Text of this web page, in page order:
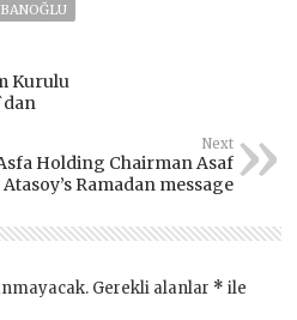
Kurulu
Next
Holding Chairman Asaf
Atasoy’s Ramadan message
Gerekli alanlar * ile